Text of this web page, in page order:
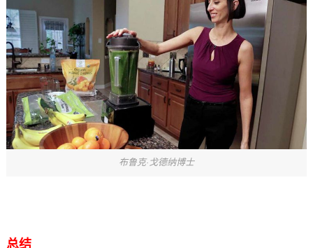
布鲁克·戈德纳博士
总结